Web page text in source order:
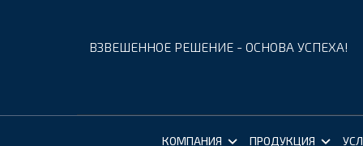
ВЗВЕШЕННОЕ РЕШЕНИЕ - ОСНОВА УСПЕХА!
КОМПАНИЯ ПРОДУКЦИЯ